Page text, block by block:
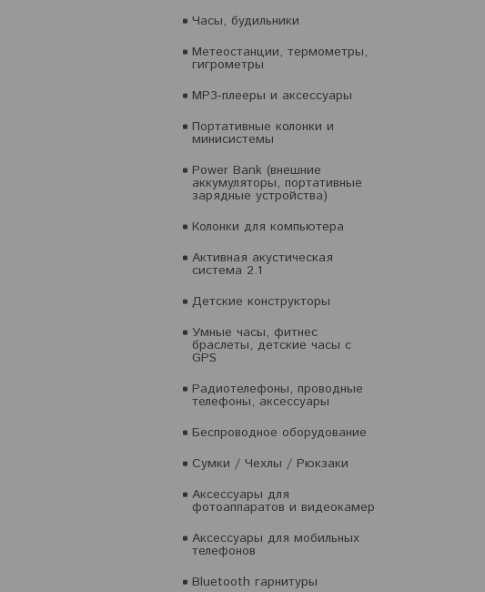
Часы, будильники
Метеостанции, термометры,
гигрометры
MP3-плееры и аксессуары
Портативные колонки и
минисистемы
Power Bank (внешние
аккумуляторы, портативные
зарядные устройства)
Колонки для компьютера
Активная акустическая
система 2.1
Детские конструкторы
Умные часы, фитнес
браслеты, детские часы с
GPS
Радиотелефоны, проводные
телефоны, аксессуары
Беспроводное оборудование
Сумки / Чехлы / Рюкзаки
Аксессуары для
фотоаппаратов и видеокамер
Аксессуары для мобильных
телефонов
Bluetooth гарнитуры